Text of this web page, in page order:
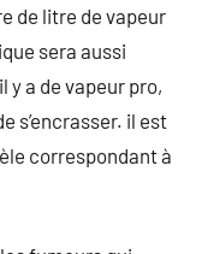
de litre de vapeur
sera aussi
y a de vapeur pro,
s’encrasser. il est
correspondant à